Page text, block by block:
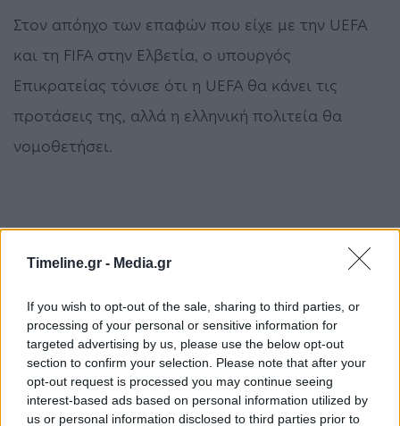
Timeline.gr - Media.gr
If you wish to opt-out of the sale, sharing to third parties, or
processing of your personal or sensitive information for
targeted advertising by us, please use the below opt-out
section to confirm your selection. Please note that after your
opt-out request is processed you may continue seeing
interest-based ads based on personal information utilized by
us or personal information disclosed to third parties prior to
Στον απόηχο των επαφών που είχε με την UEFA
και τη FIFA στην Ελβετία, ο υπουργός
Επικρατείας τόνισε ότι η UEFA θα κάνει τις
προτάσεις της, αλλά η ελληνική πολιτεία θα
νομοθετήσει.
Γεραπετρίτης Ποδόσφαιρο
ΠΡΟΗΓΟΎΜΕΝΟ ΆΡΘΡΟ
Αικατερίνη
Σακελλαροπούλου: Με
θρησκευτικό όρκο θα
ορκιστεί Πρόεδρος της
ΕΠΌΜΕΝΟ ΆΡΘΡΟ
Κόντρα ΝΔ – ΣΥΡΙΖΑ για
την αύξηση του
κατώτατου μισθού